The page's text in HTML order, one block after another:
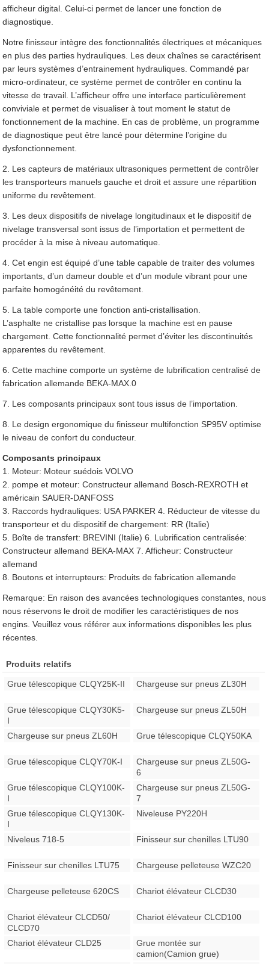
afficheur digital. Celui-ci permet de lancer une fonction de
diagnostique.
Notre finisseur intègre des fonctionnalités électriques et mécaniques
en plus des parties hydrauliques. Les deux chaînes se caractérisent
par leurs systèmes d’entrainement hydrauliques. Commandé par
micro-ordinateur, ce système permet de contrôler en continu la
vitesse de travail. L’afficheur offre une interface particulièrement
conviviale et permet de visualiser à tout moment le statut de
fonctionnement de la machine. En cas de problème, un programme
de diagnostique peut être lancé pour détermine l’origine du
dysfonctionnement.
2. Les capteurs de matériaux ultrasoniques permettent de contrôler
les transporteurs manuels gauche et droit et assure une répartition
uniforme du revêtement.
3. Les deux dispositifs de nivelage longitudinaux et le dispositif de
nivelage transversal sont issus de l’importation et permettent de
procéder à la mise à niveau automatique.
4. Cet engin est équipé d’une table capable de traiter des volumes
importants, d’un dameur double et d’un module vibrant pour une
parfaite homogénéité du revêtement.
5. La table comporte une fonction anti-cristallisation.
L’asphalte ne cristallise pas lorsque la machine est en pause
chargement. Cette fonctionnalité permet d’éviter les discontinuités
apparentes du revêtement.
6. Cette machine comporte un système de lubrification centralisé de
fabrication allemande BEKA-MAX.0
7. Les composants principaux sont tous issus de l’importation.
8. Le design ergonomique du finisseur multifonction SP95V optimise
le niveau de confort du conducteur.
Composants principaux
1. Moteur: Moteur suédois VOLVO
2. pompe et moteur: Constructeur allemand Bosch-REXROTH et
américain SAUER-DANFOSS
3. Raccords hydrauliques: USA PARKER 4. Réducteur de vitesse du
transporteur et du dispositif de chargement: RR (Italie)
5. Boîte de transfert: BREVINI (Italie) 6. Lubrification centralisée:
Constructeur allemand BEKA-MAX 7. Afficheur: Constructeur
allemand
8. Boutons et interrupteurs: Produits de fabrication allemande
Remarque: En raison des avancées technologiques constantes, nous
nous réservons le droit de modifier les caractéristiques de nos
engins. Veuillez vous référer aux informations disponibles les plus
récentes.
Produits relatifs
Grue télescopique CLQY25K-II Chargeuse sur pneus ZL30H
Grue télescopique CLQY30K5-
I
Chargeuse sur pneus ZL50H
Chargeuse sur pneus ZL60H Grue télescopique CLQY50KA
Grue télescopique CLQY70K-I
Chargeuse sur pneus ZL50G-
6
Grue télescopique CLQY100K-
I
Chargeuse sur pneus ZL50G-
7
Grue télescopique CLQY130K-
I
Niveleuse PY220H
Niveleus 718-5 Finisseur sur chenilles LTU90
Finisseur sur chenilles LTU75 Chargeuse pelleteuse WZC20
Chargeuse pelleteuse 620CS Chariot élévateur CLCD30
Chariot élévateur CLCD50/
CLCD70
Chariot élévateur CLCD100
Chariot élévateur CLD25
Grue montée sur
camion(Camion grue)